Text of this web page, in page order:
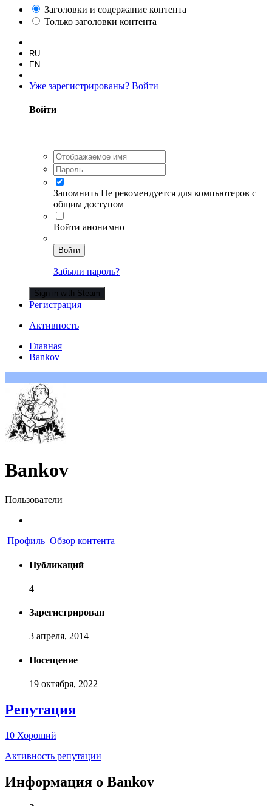
Заголовки и содержание контента
Только заголовки контента
RU
EN
Уже зарегистрированы? Войти
Войти
Запомнить Не рекомендуется для компьютеров с
общим доступом
Войти анонимно
Войти
Забыли пароль?
Sign in with Steam
Регистрация
Активность
Главная
Bankov
Bankov
Пользователи
Профиль Обзор контента
Публикаций
4
Зарегистрирован
3 апреля, 2014
Посещение
19 октября, 2022
Репутация
10 Хороший
Активность репутации
Информация о Bankov